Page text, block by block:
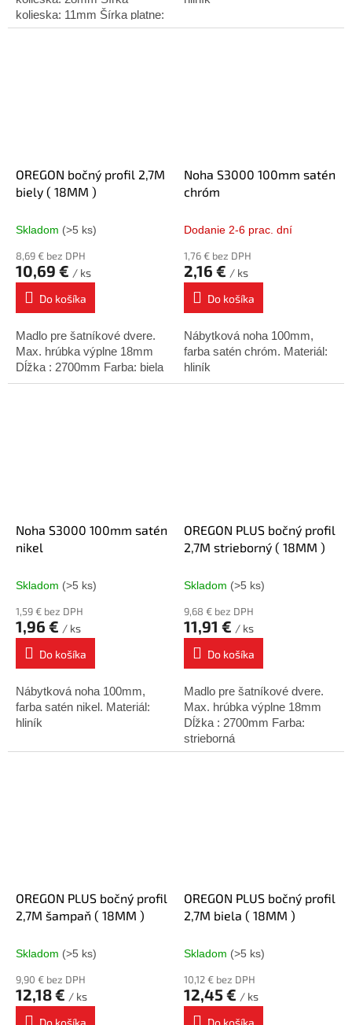
kolieska: 11mm Šírka platne:
43mm Rozteč platne: 32mm
OREGON bočný profil 2,7M
biely ( 18MM )
Skladom (>5 ks)
8,69 € bez DPH
10,69 € / ks
Do košíka
Madlo pre šatníkové dvere.
Max. hrúbka výplne 18mm
Dĺžka : 2700mm Farba: biela
Noha S3000 100mm satén
chróm
Dodanie 2-6 prac. dní
1,76 € bez DPH
2,16 € / ks
Do košíka
Nábytková noha 100mm,
farba satén chróm. Materiál:
hliník
Noha S3000 100mm satén
nikel
Skladom (>5 ks)
1,59 € bez DPH
1,96 € / ks
Do košíka
Nábytková noha 100mm,
farba satén nikel. Materiál:
hliník
OREGON PLUS bočný profil
2,7M strieborný ( 18MM )
Skladom (>5 ks)
9,68 € bez DPH
11,91 € / ks
Do košíka
Madlo pre šatníkové dvere.
Max. hrúbka výplne 18mm
Dĺžka : 2700mm Farba:
strieborná
OREGON PLUS bočný profil
2,7M šampaň ( 18MM )
Skladom (>5 ks)
9,90 € bez DPH
12,18 € / ks
Do košíka
OREGON PLUS bočný profil
2,7M biela ( 18MM )
Skladom (>5 ks)
10,12 € bez DPH
12,45 € / ks
Do košíka